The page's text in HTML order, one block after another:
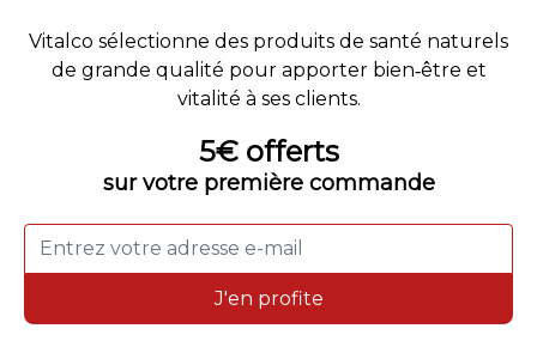
Boostez l’élimination avec
notre formule détox
YouDraine
Aide à détoxifier l’organisme
Favorise le bon fonctionnement du foie